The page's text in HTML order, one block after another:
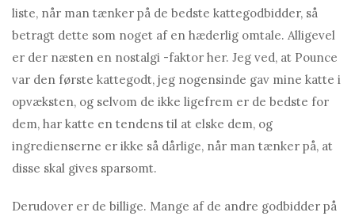
liste, når man tænker på de bedste kattegodbidder, så
betragt dette som noget af en hæderlig omtale. Alligevel
er der næsten en nostalgi -faktor her. Jeg ved, at Pounce
var den første kattegodt, jeg nogensinde gav mine katte i
opvæksten, og selvom de ikke ligefrem er de bedste for
dem, har katte en tendens til at elske dem, og
ingredienserne er ikke så dårlige, når man tænker på, at
disse skal gives sparsomt.
Derudover er de billige. Mange af de andre godbidder på